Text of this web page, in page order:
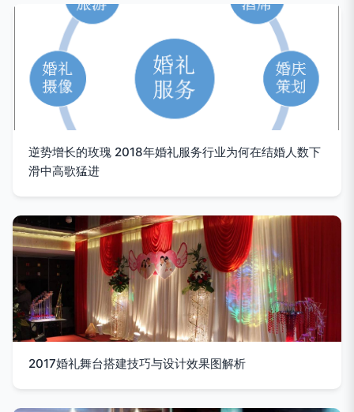
逆势增长的玫瑰 2018年婚礼服务行业为何在结婚人数下
滑中高歌猛进
2017婚礼舞台搭建技巧与设计效果图解析